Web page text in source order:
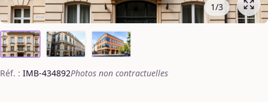
1/3
Réf. : IMB-434892Photos non contractuelles